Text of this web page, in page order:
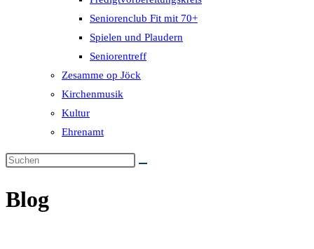
Seniorenclub Fit mit 70+
Spielen und Plaudern
Seniorentreff
Zesamme op Jöck
Kirchenmusik
Kultur
Ehrenamt
Blog